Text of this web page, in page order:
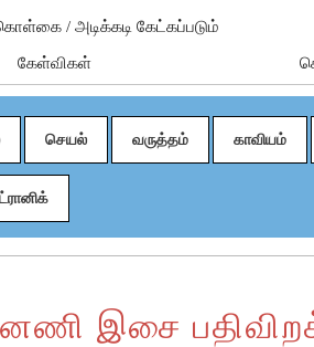
/ அடிக்கடி கேட்கப்படும்
கேள்விகள்
செயல் வருத்தம் காவியம்
இசை